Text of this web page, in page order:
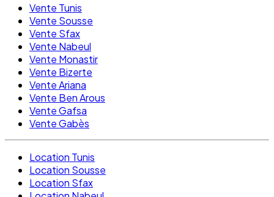
Vente Tunis
Vente Sousse
Vente Sfax
Vente Nabeul
Vente Monastir
Vente Bizerte
Vente Ariana
Vente Ben Arous
Vente Gafsa
Vente Gabès
Location Tunis
Location Sousse
Location Sfax